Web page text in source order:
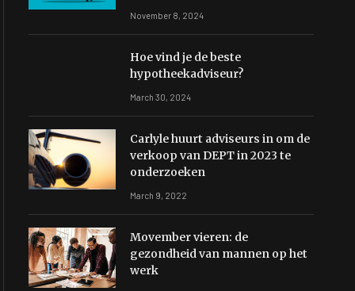
November 8, 2024
Hoe vind je de beste
hypotheekadviseur?
March 30, 2024
Carlyle huurt adviseurs in om de
verkoop van DEPT in 2023 te
onderzoeken
March 9, 2022
Movember vieren: de
gezondheid van mannen op het
werk